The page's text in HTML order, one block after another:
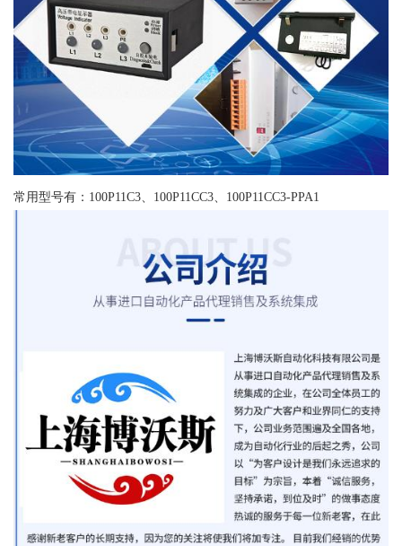
常用型号有：100P11C3、100P11CC3、100P11CC3-PPA1